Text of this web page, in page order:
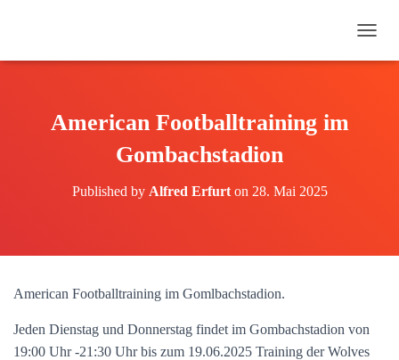
A
T
E
American Footballtraining im
Gombachstadion
Published by Alfred Erfurton 28. Mai 2025
American Footballtraining im Gomlbachstadion.
Jeden Dienstag und Donnerstag findet im Gombachstadion von
19:00 Uhr -21:30 Uhr bis zum 19.06.2025 Training der Wolves